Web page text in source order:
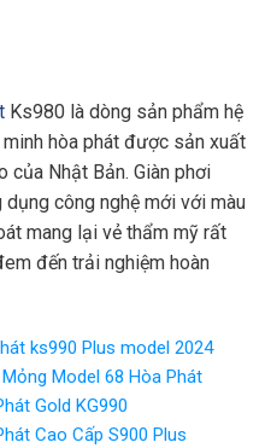
Ks980 là dòng sản phẩm hệ
hòa phát được sản xuất
của Nhật Bản. Giàn phơi
công nghệ mới với màu
mang lại vẻ thẩm mỹ rất
đến trải nghiệm hoàn
ks990 Plus model 2024
Model 68 Hòa Phát
Gold KG990
Cao Cấp S900 Plus